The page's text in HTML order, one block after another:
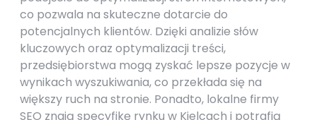
co pozwala na skuteczne dotarcie do
potencjalnych klientów. Dzięki analizie słów
kluczowych oraz optymalizacji treści,
przedsiębiorstwa mogą zyskać lepsze pozycje w
wynikach wyszukiwania, co przekłada się na
większy ruch na stronie. Ponadto, lokalne firmy
SEO znają specyfikę rynku w Kielcach i potrafią